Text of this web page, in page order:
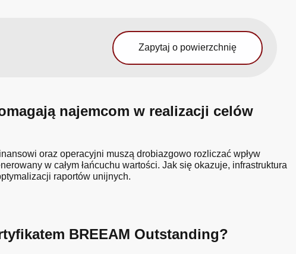
Zapytaj o powierzchnię
najemcom w realizacji celów
oraz operacyjni muszą drobiazgowo rozliczać wpływ
w całym łańcuchu wartości. Jak się okazuje, infrastruktura
raportów unijnych.
BREEAM Outstanding?